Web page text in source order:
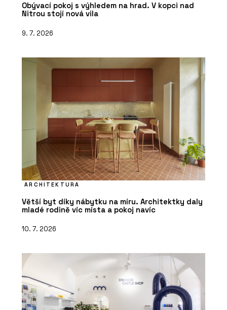
Obývací pokoj s výhledem na hrad. V kopci nad
Nitrou stojí nová vila
9. 7. 2026
ARCHITEKTURA
Větší byt díky nábytku na míru. Architektky daly
mladé rodině víc místa a pokoj navíc
10. 7. 2026